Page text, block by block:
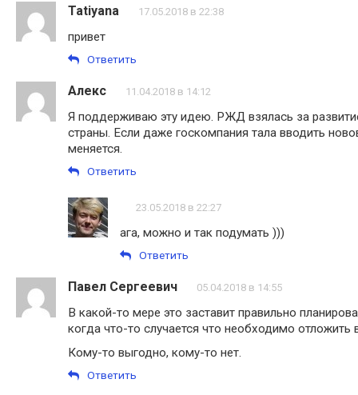
Tatiyana 17.05.2018 в 22:38
привет
Ответить
Алекс 11.04.2018 в 14:12
Я поддерживаю эту идею. РЖД взялась за
страны. Если даже госкомпания тала вводить
меняется.
Ответить
23.05.2018 в 22:27
ага, можно и так подумать )))
Ответить
Павел Сергеевич 05.04.2018 в 14:55
В какой-то мере это заставит правильно
когда что-то случается что необходимо отложить
Кому-то выгодно, кому-то нет.
Ответить